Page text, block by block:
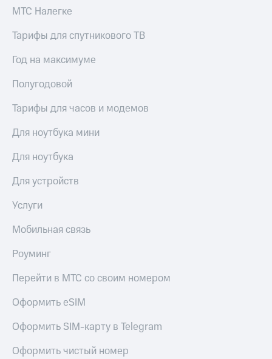
МТС Налегке
Тарифы для спутникового ТВ
Год на максимуме
Полугодовой
Тарифы для часов и модемов
Для ноутбука мини
Для ноутбука
Для устройств
Услуги
Мобильная связь
Роуминг
Перейти в МТС со своим номером
Оформить eSIM
Оформить SIM-карту в Telegram
Оформить чистый номер